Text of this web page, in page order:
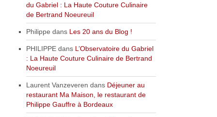
du Gabriel : La Haute Couture Culinaire
de Bertrand Noeureuil
Philippe dans Les 20 ans du Blog !
PHILIPPE dans L’Observatoire du Gabriel
: La Haute Couture Culinaire de Bertrand
Noeureuil
Laurent Vanzeveren dans Déjeuner au
restaurant Ma Maison, le restaurant de
Philippe Gauffre à Bordeaux